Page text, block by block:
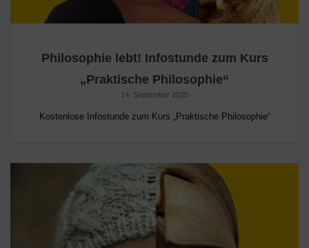
Philosophie lebt! Infostunde zum Kurs
„Praktische Philosophie“
14. September 2025
Kostenlose Infostunde zum Kurs „Praktische Philosophie“